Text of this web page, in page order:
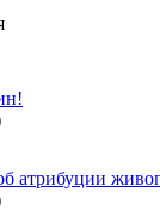
атрибуции